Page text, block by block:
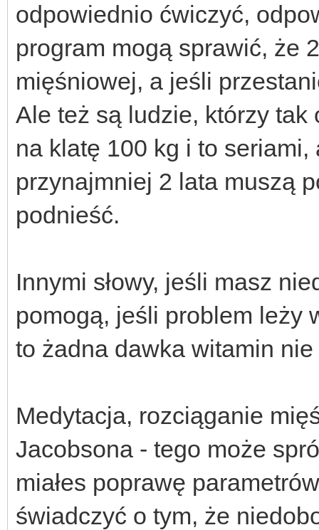
odpowiednio ćwiczyć,
program mogą sprawić, że
mięśniowej, a jeśli
Ale też są ludzie, którzy
na klatę 100 kg i to
przynajmniej 2 lata muszą
podnieść.
Innymi słowy, jeśli masz
pomogą, jeśli problem leży
to żadna dawka witamin
Medytacja, rozciąganie
Jacobsona - tego może
miałes poprawę
świadczyć o tym, że